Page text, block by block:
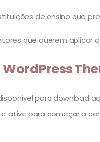
de ensino que
que querem aplicar
WordPress
para download
e ative para começar a